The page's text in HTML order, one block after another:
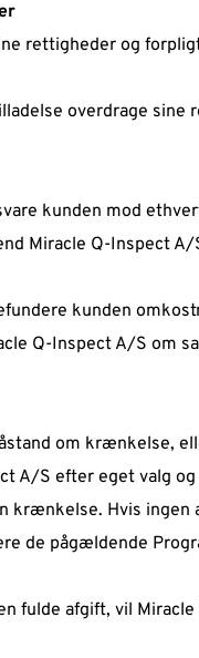
rettigheder og
overdrage
kunden mod
Miracle Q-Inspect
kunden
Q-Inspect A/S om
om krænkelse,
A/S efter eget valg
krænkelse. Hvis
de pågældende
fulde afgift, vil